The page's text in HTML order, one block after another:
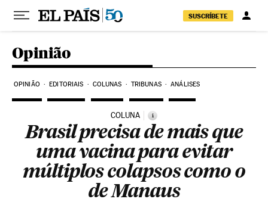
Pular para o conteúdo
SUSCRÍBETE
Opinião
OPINIÃO EDITORIAIS COLUNAS TRIBUNAS ANÁLISES
COLUNA i
Brasil precisa de mais que
uma vacina para evitar
múltiplos colapsos como o
de Manaus